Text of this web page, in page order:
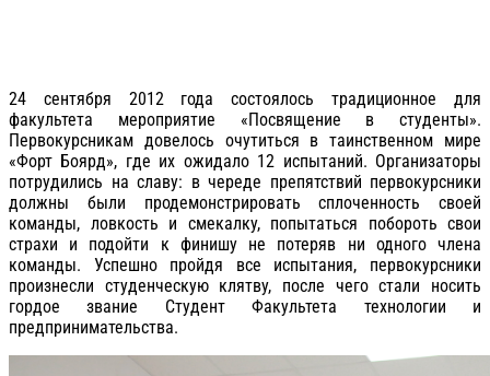
24 сентября 2012 года состоялось традиционное для
факультета мероприятие «Посвящение в студенты».
Первокурсникам довелось очутиться в таинственном мире
«Форт Боярд», где их ожидало 12 испытаний. Организаторы
потрудились на славу: в череде препятствий первокурсники
должны были продемонстрировать сплоченность своей
команды, ловкость и смекалку, попытаться побороть свои
страхи и подойти к финишу не потеряв ни одного члена
команды. Успешно пройдя все испытания, первокурсники
произнесли студенческую клятву, после чего стали носить
гордое звание Студент Факультета технологии и
предпринимательства.